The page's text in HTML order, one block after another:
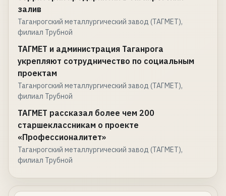
залив
Таганрогский металлургический завод (ТАГМЕТ),
филиал Трубной
ТАГМЕТ и администрация Таганрога
укрепляют сотрудничество по социальным
проектам
Таганрогский металлургический завод (ТАГМЕТ),
филиал Трубной
ТАГМЕТ рассказал более чем 200
старшеклассникам о проекте
«Профессионалитет»
Таганрогский металлургический завод (ТАГМЕТ),
филиал Трубной